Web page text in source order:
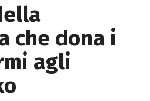
che dona i
agli